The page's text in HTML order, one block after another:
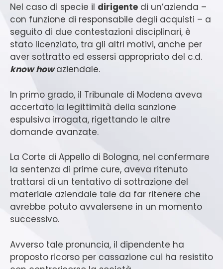
Nel caso di specie il dirigente di un’azienda –
con funzione di responsabile degli acquisti – a
seguito di due contestazioni disciplinari, è
stato licenziato, tra gli altri motivi, anche per
aver sottratto ed essersi appropriato del c.d.
know howaziendale.
In primo grado, il Tribunale di Modena aveva
accertato la legittimità della sanzione
espulsiva irrogata, rigettando le altre
domande avanzate.
La Corte di Appello di Bologna, nel confermare
la sentenza di prime cure, aveva ritenuto
trattarsi di un tentativo di sottrazione del
materiale aziendale tale da far ritenere che
avrebbe potuto avvalersene in un momento
successivo.
Avverso tale pronuncia, il dipendente ha
proposto ricorso per cassazione cui ha resistito